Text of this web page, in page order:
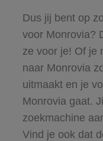
Dus jij bent op
voor Monrovia?
ze voor je! Of je
naar Monrovia
uitmaakt en je
Monrovia gaat.
zoekmachine
Vind je ook dat